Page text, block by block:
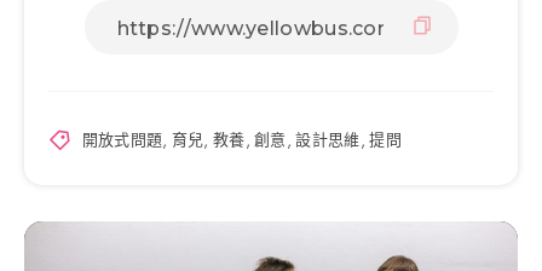
開放式問題, 育兒, 教養,創意,設計思維,提問